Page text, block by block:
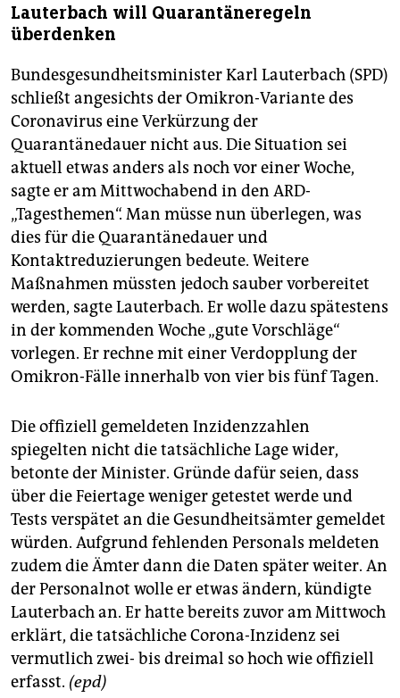
Lauterbach will Quarantäneregeln
überdenken
Bundesgesundheitsminister Karl Lauterbach (SPD)
schließt angesichts der Omikron-Variante des
Coronavirus eine Verkürzung der
Quarantänedauer nicht aus. Die Situation sei
aktuell etwas anders als noch vor einer Woche,
sagte er am Mittwochabend in den ARD-
„Tagesthemen“. Man müsse nun überlegen, was
dies für die Quarantänedauer und
Kontaktreduzierungen bedeute. Weitere
Maßnahmen müssten jedoch sauber vorbereitet
werden, sagte Lauterbach. Er wolle dazu spätestens
in der kommenden Woche „gute Vorschläge“
vorlegen. Er rechne mit einer Verdopplung der
Omikron-Fälle innerhalb von vier bis fünf Tagen.
Die offiziell gemeldeten Inzidenzzahlen
spiegelten nicht die tatsächliche Lage wider,
betonte der Minister. Gründe dafür seien, dass
über die Feiertage weniger getestet werde und
Tests verspätet an die Gesundheitsämter gemeldet
würden. Aufgrund fehlenden Personals meldeten
zudem die Ämter dann die Daten später weiter. An
der Personalnot wolle er etwas ändern, kündigte
Lauterbach an. Er hatte bereits zuvor am Mittwoch
erklärt, die tatsächliche Corona-Inzidenz sei
vermutlich zwei- bis dreimal so hoch wie offiziell
erfasst. (epd)